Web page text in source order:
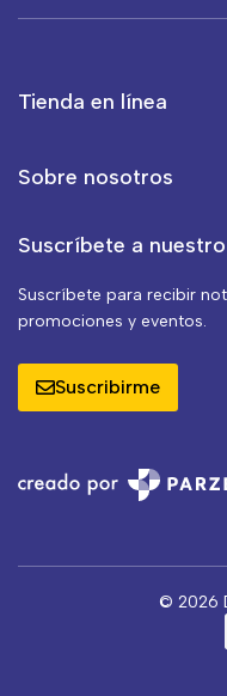
Tienda en línea
Sobre nosotros
Suscríbete a
Suscríbete para recibir
promociones y eventos.
Suscribirme
© 2026